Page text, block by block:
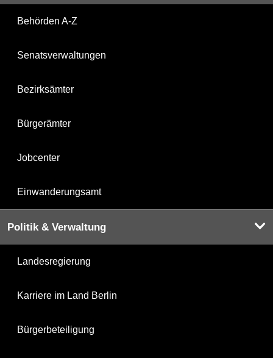
Behörden A-Z
Senatsverwaltungen
Bezirksämter
Bürgerämter
Jobcenter
Einwanderungsamt
Politik & Verwaltung
Landesregierung
Karriere im Land Berlin
Bürgerbeteiligung